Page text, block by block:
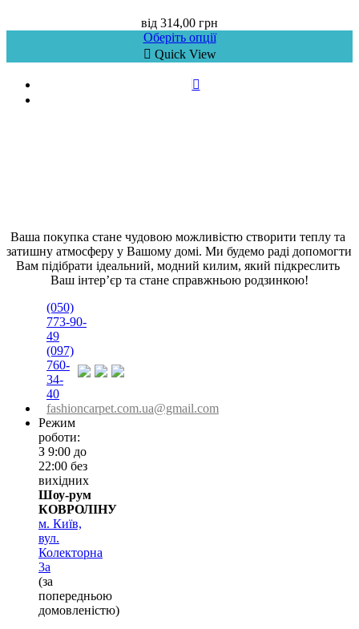
від 314,00 грн
Оберіть опції
Quick View
Ваша покупка стане чудовою можливістю створити теплу та
затишну атмосферу у Вашому домі. Ми будемо раді допомогти
Вам підібрати ідеальний, модний килим, який підкреслить
Ваш інтер’єр та стане справжньою родзинкою!
(050)
773-90-
49
(097)
760-
34-
40
fashioncarpet.com.ua@gmail.com
Режим
роботи:
З 9:00 до
22:00 без
вихідних
Шоу-рум
КОВРОЛІНУ
м. Київ,
вул.
Колекторна
3а
(за
попередньою
домовленістю)